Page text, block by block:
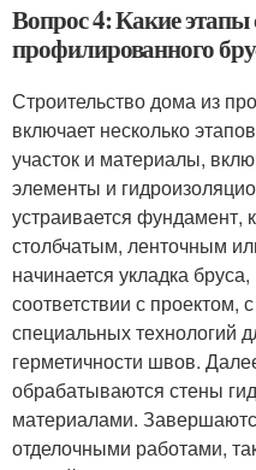
Вопрос 4: Какие этапы
профилированного
Строительство дома из
включает несколько
участок и материалы,
элементы и
устраивается фундамент,
столбчатым, ленточным
начинается укладка
соответствии с проектом,
специальных технологий
герметичности швов.
обрабатываются стены
материалами.
отделочными работами,